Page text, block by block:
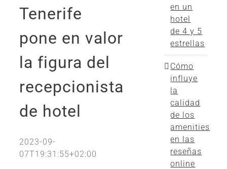
Tenerife
pone en valor
la figura del
recepcionista
de hotel
2023-09-
07T19:31:55+02:00
en un
hotel
de 4 y 5
estrellas
Cómo
influye
la
calidad
de los
amenities
en las
reseñas
online